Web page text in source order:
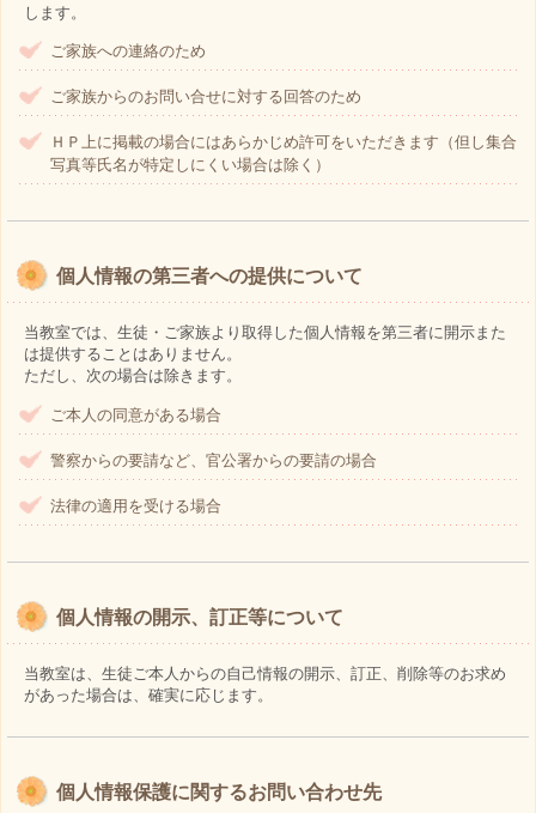
します。
ご家族への連絡のため
ご家族からのお問い合せに対する回答のため
ＨＰ上に掲載の場合にはあらかじめ許可をいただきます（但し集合
写真等氏名が特定しにくい場合は除く）
個人情報の第三者への提供について
当教室では、生徒・ご家族より取得した個人情報を第三者に開示また
は提供することはありません。
ただし、次の場合は除きます。
ご本人の同意がある場合
警察からの要請など、官公署からの要請の場合
法律の適用を受ける場合
個人情報の開示、訂正等について
当教室は、生徒ご本人からの自己情報の開示、訂正、削除等のお求め
があった場合は、確実に応じます。
個人情報保護に関するお問い合わせ先